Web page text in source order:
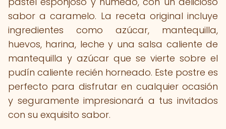
sabor a caramelo. La receta original incluye
ingredientes como azúcar, mantequilla,
huevos, harina, leche y una salsa caliente de
mantequilla y azúcar que se vierte sobre el
pudín caliente recién horneado. Este postre es
perfecto para disfrutar en cualquier ocasión
y seguramente impresionará a tus invitados
con su exquisito sabor.